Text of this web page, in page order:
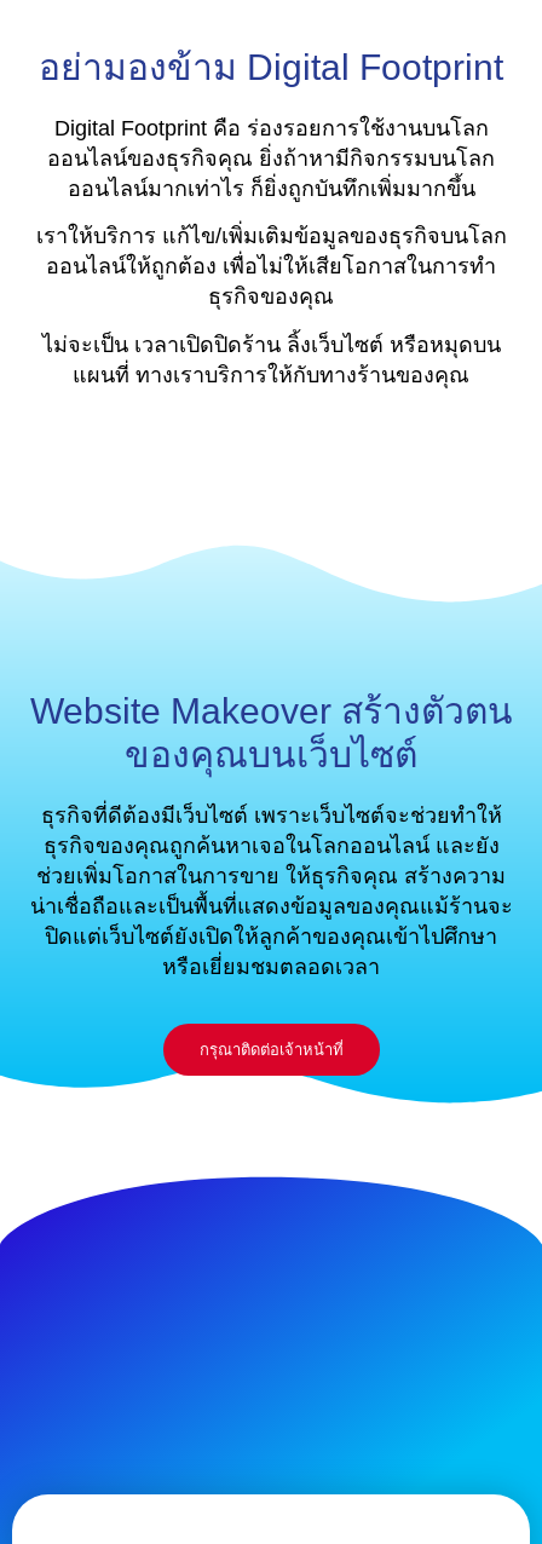
อย่ามองข้าม Digital Footprint
Digital Footprint คือ ร่องรอยการใช้งานบนโลก
ออนไลน์ของธุรกิจคุณ ยิ่งถ้าหามีกิจกรรมบนโลก
ออนไลน์มากเท่าไร ก็ยิ่งถูกบันทึกเพิ่มมากขึ้น
เราให้บริการ แก้ไข/เพิ่มเติมข้อมูลของธุรกิจบนโลก
ออนไลน์ให้ถูกต้อง เพื่อไม่ให้เสียโอกาสในการทำ
ธุรกิจของคุณ
ไม่จะเป็น เวลาเปิดปิดร้าน ลิ้งเว็บไซต์ หรือหมุดบน
แผนที่ ทางเราบริการให้กับทางร้านของคุณ
Website Makeover สร้างตัวตน
ของคุณบนเว็บไซต์
ธุรกิจที่ดีต้องมีเว็บไซต์ เพราะเว็บไซต์จะช่วยทำให้
ธุรกิจของคุณถูกค้นหาเจอในโลกออนไลน์ และยัง
ช่วยเพิ่มโอกาสในการขาย ให้ธุรกิจคุณ สร้างความ
น่าเชื่อถือและเป็นพื้นที่แสดงข้อมูลของคุณแม้ร้านจะ
ปิดแต่เว็บไซต์ยังเปิดให้ลูกค้าของคุณเข้าไปศึกษา
หรือเยี่ยมชมตลอดเวลา
กรุณาติดต่อเจ้าหน้าที่